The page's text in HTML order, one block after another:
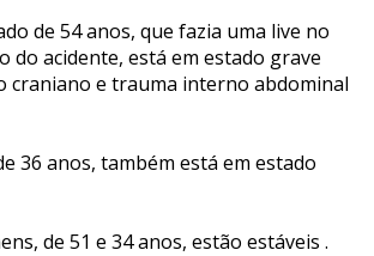
de 54 anos, que fazia uma live no
do acidente, está em estado grave
craniano e trauma interno abdominal
36 anos, também está em estado
de 51 e 34 anos, estão estáveis .